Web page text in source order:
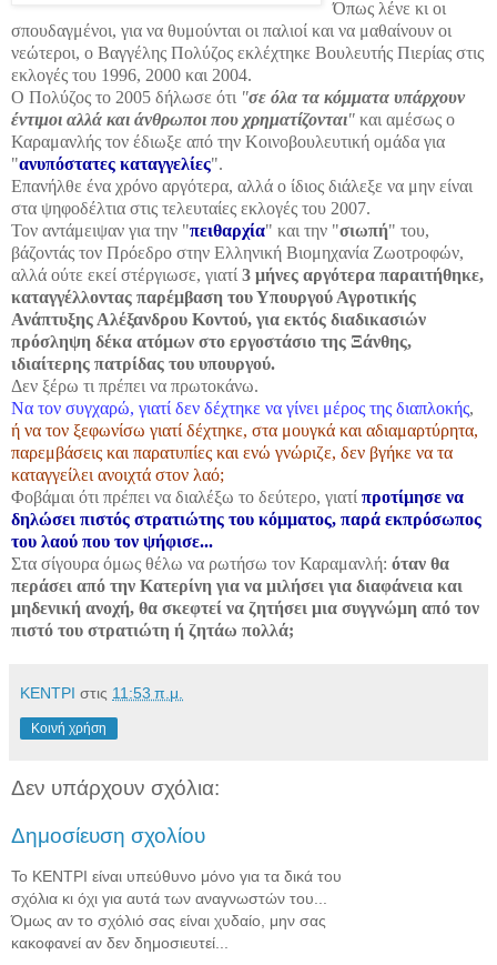
Όπως λένε κι οι
σπουδαγμένοι, για να θυμούνται οι παλιοί και να μαθαίνουν οι
νεώτεροι, ο Βαγγέλης Πολύζος εκλέχτηκε Βουλευτής Πιερίας στις
εκλογές του 1996, 2000 και 2004.
Ο Πολύζος το 2005 δήλωσε ότι "σε όλα τα κόμματα υπάρχουν
έντιμοι αλλά και άνθρωποι που χρηματίζονται" και αμέσως ο
Καραμανλής τον έδιωξε από την Κοινοβουλευτική ομάδα για
"ανυπόστατες καταγγελίες".
Επανήλθε ένα χρόνο αργότερα, αλλά ο ίδιος διάλεξε να μην είναι
στα ψηφοδέλτια στις τελευταίες εκλογές του 2007.
Τον αντάμειψαν για την "πειθαρχία" και την "σιωπή" του,
βάζοντάς τον Πρόεδρο στην Ελληνική Βιομηχανία Ζωοτροφών,
αλλά ούτε εκεί στέργιωσε, γιατί 3 μήνες αργότερα παραιτήθηκε,
καταγγέλλοντας παρέμβαση του Υπουργού Αγροτικής
Ανάπτυξης Αλέξανδρου Κοντού, για εκτός διαδικασιών
πρόσληψη δέκα ατόμων στο εργοστάσιο της Ξάνθης,
ιδιαίτερης πατρίδας του υπουργού.
Δεν ξέρω τι πρέπει να πρωτοκάνω.
Να τον συγχαρώ, γιατί δεν δέχτηκε να γίνει μέρος της διαπλοκής,
ή να τον ξεφωνίσω γιατί δέχτηκε, στα μουγκά και αδιαμαρτύρητα,
παρεμβάσεις και παρατυπίες και ενώ γνώριζε, δεν βγήκε να τα
καταγγείλει ανοιχτά στον λαό;
Φοβάμαι ότι πρέπει να διαλέξω το δεύτερο, γιατί προτίμησε να
δηλώσει πιστός στρατιώτης του κόμματος, παρά εκπρόσωπος
του λαού που τον ψήφισε...
Στα σίγουρα όμως θέλω να ρωτήσω τον Καραμανλή: όταν θα
περάσει από την Κατερίνη για να μιλήσει για διαφάνεια και
μηδενική ανοχή, θα σκεφτεί να ζητήσει μια συγγνώμη από τον
πιστό του στρατιώτη ή ζητάω πολλά;
ΚΕΝΤΡΙ στις 11:53 π.μ.
Κοινή χρήση
Δεν υπάρχουν σχόλια:
Δημοσίευση σχολίου
Το ΚΕΝΤΡΙ είναι υπεύθυνο μόνο για τα δικά του
σχόλια κι όχι για αυτά των αναγνωστών του...
Όμως αν το σχόλιό σας είναι χυδαίο, μην σας
κακοφανεί αν δεν δημοσιευτεί...